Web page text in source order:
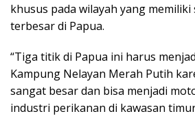
khusus pada wilayah yang
terbesar di Papua.
“Tiga titik di Papua ini harus
Kampung Nelayan Merah Putih
sangat besar dan bisa menjadi
industri perikanan di kawasan